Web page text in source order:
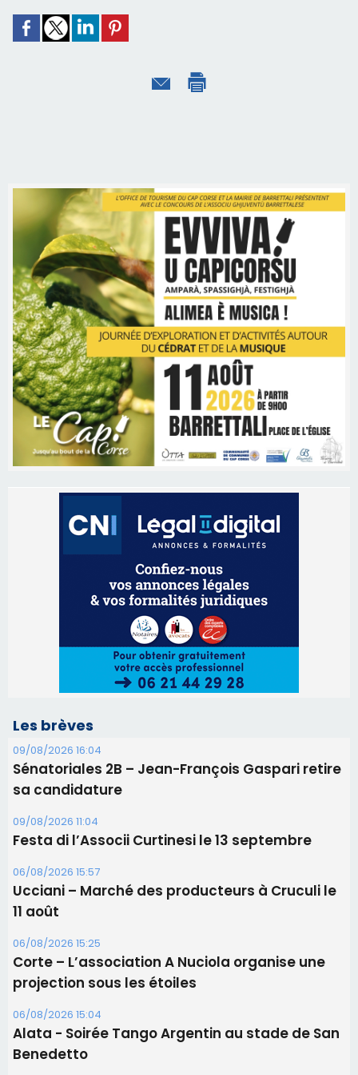
Les brèves
09/08/2026 16:04
Sénatoriales 2B – Jean-François Gaspari retire
sa candidature
09/08/2026 11:04
Festa di l’Associi Curtinesi le 13 septembre
06/08/2026 15:57
Ucciani – Marché des producteurs à Cruculi le
11 août
06/08/2026 15:25
Corte – L’association A Nuciola organise une
projection sous les étoiles
06/08/2026 15:04
Alata - Soirée Tango Argentin au stade de San
Benedetto